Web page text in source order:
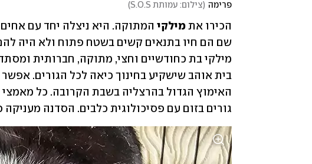
פרימה (צילום: עמותת S.O.S )
הכירו את מילקי
גורים בזום עם פסיכולוגית כלבים. הסדנה מעניקה